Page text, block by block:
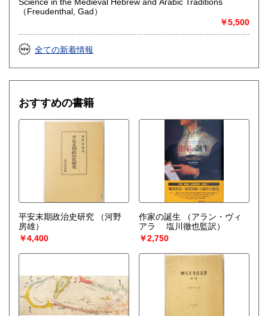
刊行された趣味・娯楽書)
◆ 洋古書(20世紀前半以前に刊行された人文・芸術関係の稀
取り扱い分野
総記、哲学宗教、歴史、美術工芸、国語国文、古典籍、近代
文献、外国書、古書一般（その他）
（Freudenthal, Gad）
￥5,500
全ての新着情報
おすすめの書籍
平安末期政治史研究
（河野
房雄）
￥4,400
作家の誕生
（アラン・ヴィ
アラ 塩川徹也監訳）
￥2,750